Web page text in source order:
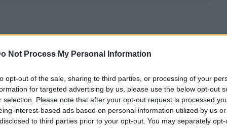
Not Process My Personal Information
opt-out of the sale, sharing to third parties, or processing of your
for targeted advertising by us, please use the below opt-out
selection. Please note that after your opt-out request is processed
interest-based ads based on personal information utilized by us
to third parties prior to your opt-out. You may separately
του Ιάκωβου Καμπανέλλη, σε σκηνοθεσία του
2027 μία σύγχρονη απόδοση και διασκευή του
Τολστόι, στο«Θέατρον»τουΚέντρου
φιλόδοξη υπερπαραγωγή που θα
Πέτρου Ζούλια.